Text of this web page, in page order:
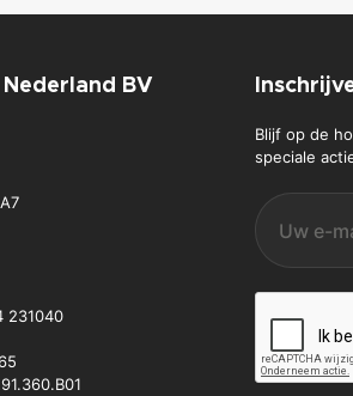
BV
231040
Blijf op de
speciale